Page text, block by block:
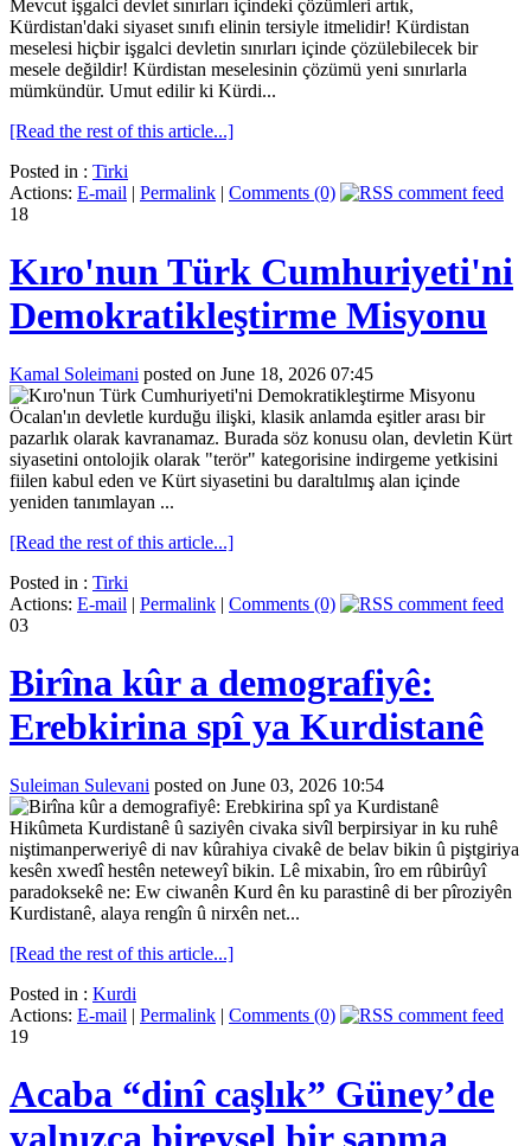
Mevcut işgalci devlet sınırları içindeki çözümleri artık,
Kürdistan'daki siyaset sınıfı elinin tersiyle itmelidir! Kürdistan
meselesi hiçbir işgalci devletin sınırları içinde çözülebilecek bir
mesele değildir! Kürdistan meselesinin çözümü yeni sınırlarla
mümkündür. Umut edilir ki Kürdi...
[Read the rest of this article...]
Posted in : Tirki
Actions: E-mail | Permalink | Comments (0)
18
Kıro'nun Türk Cumhuriyeti'ni
Demokratikleştirme Misyonu
Kamal Soleimani posted on June 18, 2026 07:45
Öcalan'ın devletle kurduğu ilişki, klasik anlamda eşitler arası bir
pazarlık olarak kavranamaz. Burada söz konusu olan, devletin Kürt
siyasetini ontolojik olarak "terör" kategorisine indirgeme yetkisini
fiilen kabul eden ve Kürt siyasetini bu daraltılmış alan içinde
yeniden tanımlayan ...
[Read the rest of this article...]
Posted in : Tirki
Actions: E-mail | Permalink | Comments (0)
03
Birîna kûr a demografiyê:
Erebkirina spî ya Kurdistanê
Suleiman Sulevani posted on June 03, 2026 10:54
Hikûmeta Kurdistanê û saziyên civaka sivîl berpirsiyar in ku ruhê
niştimanperweriyê di nav kûrahiya civakê de belav bikin û piştgiriya
kesên xwedî hestên neteweyî bikin. Lê mixabin, îro em rûbirûyî
paradoksekê ne: Ew ciwanên Kurd ên ku parastinê di ber pîroziyên
Kurdistanê, alaya rengîn û nirxên net...
[Read the rest of this article...]
Posted in : Kurdi
Actions: E-mail | Permalink | Comments (0)
19
Acaba “dinî caşlık” Güney’de